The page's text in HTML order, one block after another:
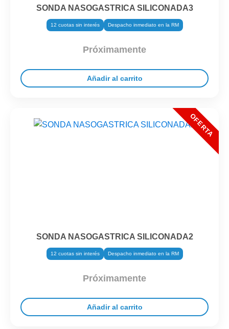
SONDA NASOGASTRICA SILICONADA3
12 cuotas sin interés Despacho inmediato en la RM
Próximamente
Añadir al carrito
SONDA NASOGASTRICA SILICONADA2
12 cuotas sin interés Despacho inmediato en la RM
Próximamente
Añadir al carrito